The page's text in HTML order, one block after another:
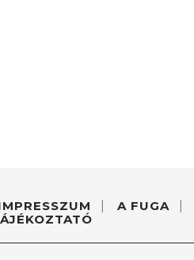
A FUGA